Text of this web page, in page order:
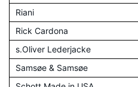
Riani
Rick Cardona
s.Oliver Lederjacke
Samsøe & Samsøe